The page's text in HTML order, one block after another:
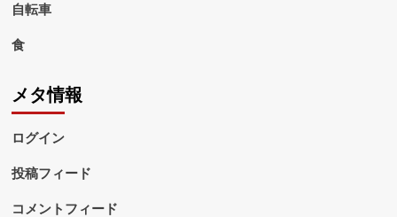
自転車
食
メタ情報
ログイン
投稿フィード
コメントフィード